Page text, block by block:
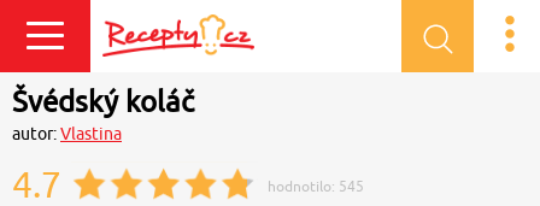
Přihlásit se
Švédský koláč
autor:Vlastina
4.7 hodnotilo: 545